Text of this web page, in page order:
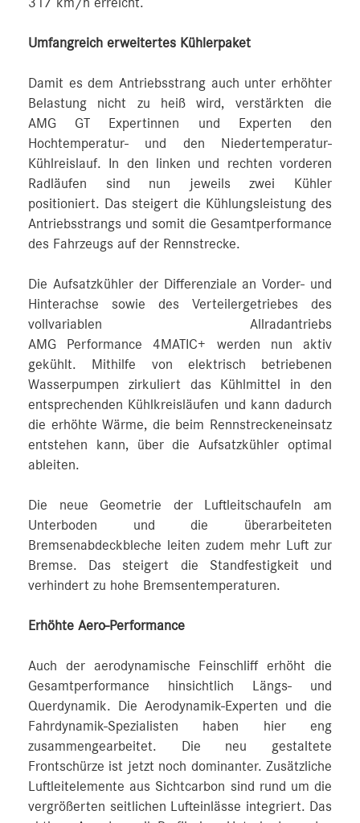
317 km/h erreicht.
Umfangreich erweitertes Kühlerpaket
Damit es dem Antriebsstrang auch unter erhöhter
Belastung nicht zu heiß wird, verstärkten die
AMG GT Expertinnen und Experten den
Hochtemperatur- und den Niedertemperatur-
Kühlreislauf. In den linken und rechten vorderen
Radläufen sind nun jeweils zwei Kühler
positioniert. Das steigert die Kühlungsleistung des
Antriebsstrangs und somit die Gesamtperformance
des Fahrzeugs auf der Rennstrecke.
Die Aufsatzkühler der Differenziale an Vorder- und
Hinterachse sowie des Verteilergetriebes des
vollvariablen Allradantriebs
AMG Performance 4MATIC+ werden nun aktiv
gekühlt. Mithilfe von elektrisch betriebenen
Wasserpumpen zirkuliert das Kühlmittel in den
entsprechenden Kühlkreisläufen und kann dadurch
die erhöhte Wärme, die beim Rennstreckeneinsatz
entstehen kann, über die Aufsatzkühler optimal
ableiten.
Die neue Geometrie der Luftleitschaufeln am
Unterboden und die überarbeiteten
Bremsenabdeckbleche leiten zudem mehr Luft zur
Bremse. Das steigert die Standfestigkeit und
verhindert zu hohe Bremsentemperaturen.
Erhöhte Aero-Performance
Auch der aerodynamische Feinschliff erhöht die
Gesamtperformance hinsichtlich Längs- und
Querdynamik. Die Aerodynamik-Experten und die
Fahrdynamik-Spezialisten haben hier eng
zusammengearbeitet. Die neu gestaltete
Frontschürze ist jetzt noch dominanter. Zusätzliche
Luftleitelemente aus Sichtcarbon sind rund um die
vergrößerten seitlichen Lufteinlässe integriert. Das